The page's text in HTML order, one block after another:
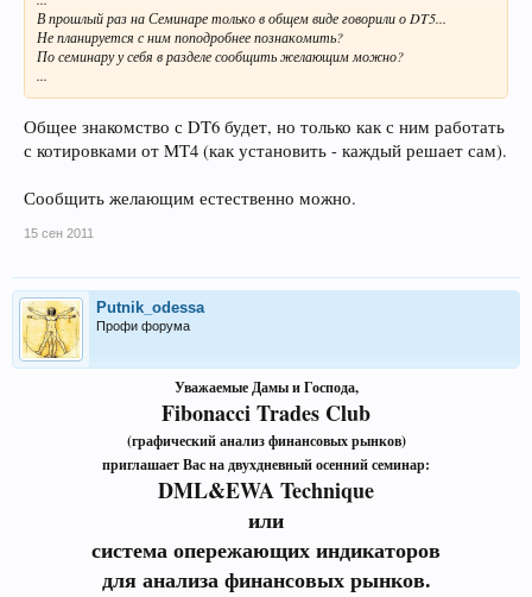
В прошлый раз на Семинаре только в общем виде говорили о DT5...
Не планируется с ним поподробнее познакомить?
По семинару у себя в разделе сообщить желающим можно?
...
Общее знакомство с DT6 будет, но только как с ним работать
с котировками от MT4 (как установить - каждый решает сам).
Сообщить желающим естественно можно.
15 сен 2011
Putnik_odessa
Профи форума
Уважаемые Дамы и Господа,
Fibonacci Trades Club
(графический анализ финансовых рынков)
приглашает Вас на двухдневный осенний семинар:
DML&EWA Technique
или
система опережающих индикаторов
для анализа финансовых рынков.